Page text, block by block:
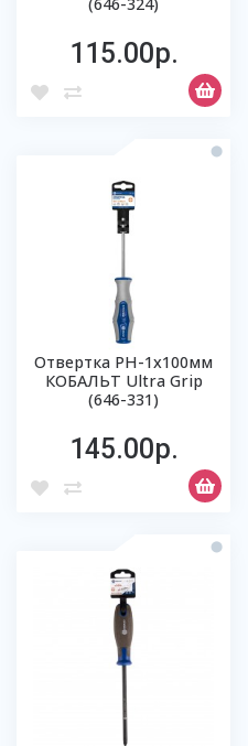
115.00р.
Отвертка PH-1х100мм
КОБАЛЬТ Ultra Grip
(646-331)
145.00р.